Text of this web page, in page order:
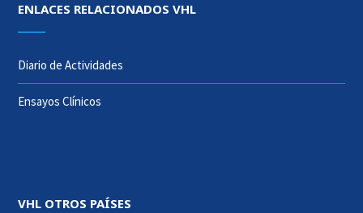
ENLACES RELACIONADOS VHL
Diario de Actividades
Ensayos Clínicos
VHL OTROS PAÍSES